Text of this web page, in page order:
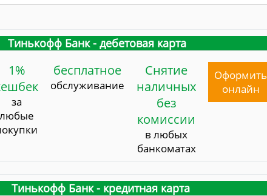
Тинькофф Банк - дебетовая карта
1%
за
любые
бесплатное
обслуживание
Снятие
наличных
без
комиссии
в любых
банкоматах
Оформить
онлайн
Тинькофф Банк - кредитная карта